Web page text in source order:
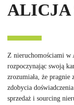
ALICJA
Z nieruchomościami w
rozpoczynając swoją
zrozumiała, że pragnie
zdobycia
sprzedaż i sourcing